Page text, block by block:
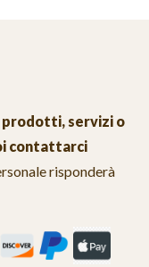
prodotti, servizi o
contattarci
risponderà